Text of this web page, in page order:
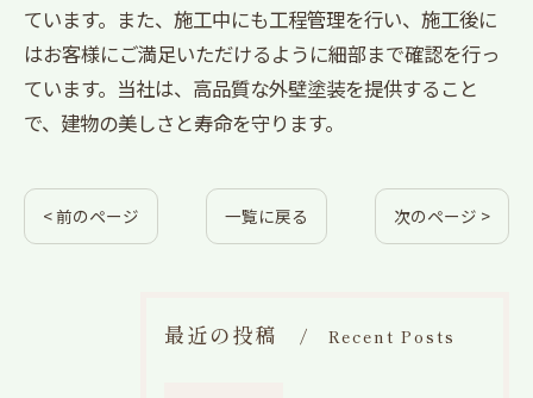
ています。また、施工中にも工程管理を行い、施工後に
はお客様にご満足いただけるように細部まで確認を行っ
ています。当社は、高品質な外壁塗装を提供すること
で、建物の美しさと寿命を守ります。
< 前のページ 一覧に戻る 次のページ >
最近の投稿 Recent Posts